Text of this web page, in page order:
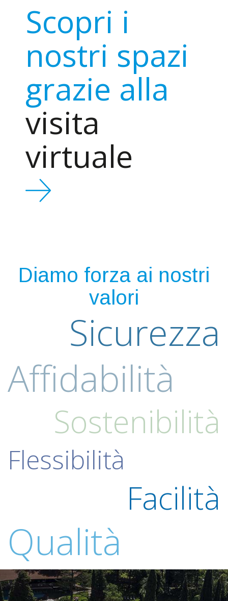
Scopri i
nostri spazi
grazie alla
visita
virtuale
Diamo forza ai nostri
valori
Sicurezza
Affidabilità
Sostenibilità
Flessibilità
Facilità
Qualità